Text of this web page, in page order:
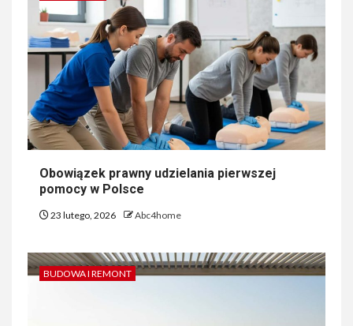
Obowiązek prawny udzielania pierwszej
pomocy w Polsce
23 lutego, 2026 Abc4home
BUDOWA I REMONT